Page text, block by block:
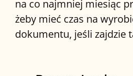
na co najmniej miesiąc
żeby mieć czas na
dokumentu, jeśli zajdzie